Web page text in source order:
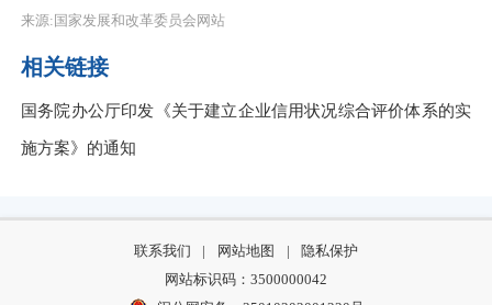
来源:国家发展和改革委员会网站
相关链接
国务院办公厅印发《关于建立企业信用状况综合评价体系的实
施方案》的通知
联系我们 | 网站地图 |
隐私保护
网站标识码：3500000042